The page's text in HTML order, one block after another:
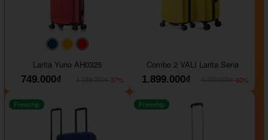
#093f69#ffa500
Larita Yuno AH0325
749.000₫
-37%
Combo 2 VALI Larita Sena
1.899.000₫
-60%
Freeship Freeship